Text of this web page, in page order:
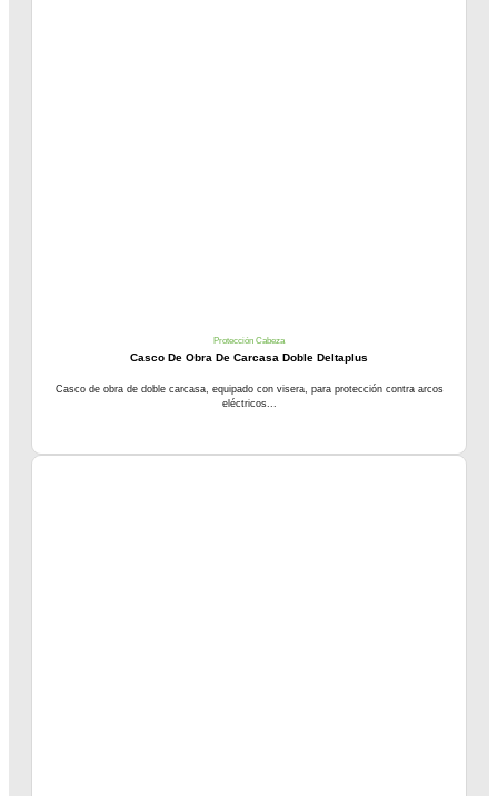
Protección Cabeza
Casco De Obra De Carcasa Doble Deltaplus
Casco de obra de doble carcasa, equipado con visera, para protección contra arcos
eléctricos...